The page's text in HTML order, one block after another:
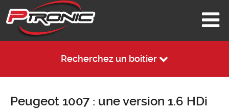
Recherchez un boitier
Peugeot 1007 : une version 1.6 HDi